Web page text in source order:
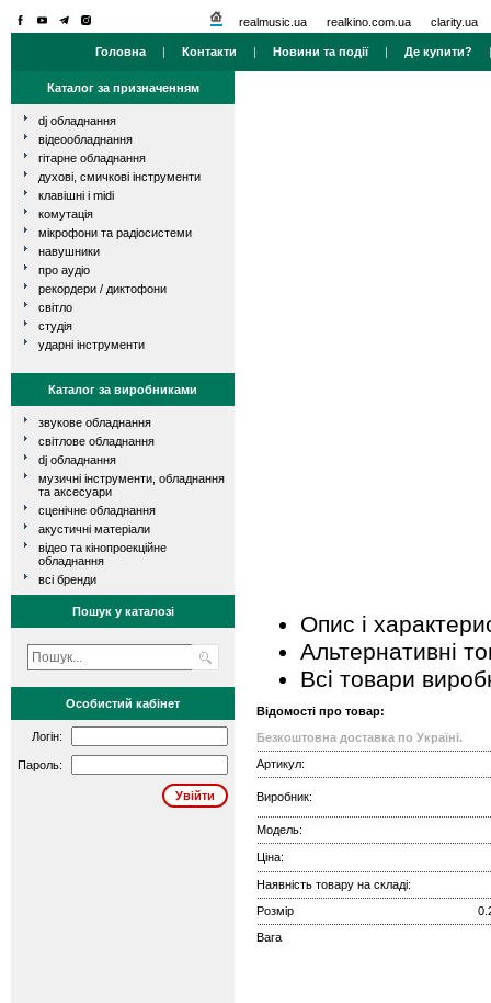
realmusic.ua realkino.com.ua clarity.ua
Головна | Контакти | Новини та події| Де купити?
Каталог за призначенням
dj обладнання
відеообладнання
гітарне обладнання
духові, смичкові інструменти
клавішні і midi
комутація
мікрофони та радіосистеми
навушники
про аудіо
рекордери / диктофони
світло
студія
ударні інструменти
Каталог за виробниками
звукове обладнання
світлове обладнання
dj обладнання
музичні інструменти, обладнання
та аксесуари
сценічне обладнання
акустичні матеріали
відео та кінопроекційне
обладнання
всі бренди
Пошук у каталозі
Особистий кабінет
Логін:
Пароль:
Опис і
Альтернативні
Всі товари
Відомості про товар:
Безкоштовна доставка по Україні.
Артикул:
Виробник:
Модель:
Ціна:
Наявність товару на складі:
Розмір
Вага